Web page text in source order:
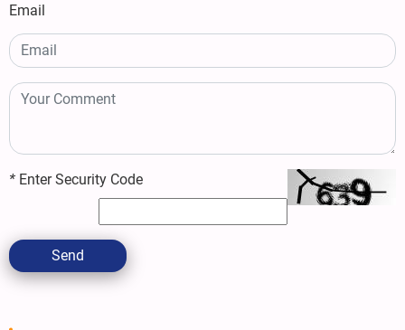
Email
* Enter Security Code
Send